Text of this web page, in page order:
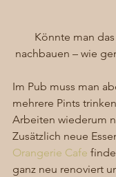
Könnte man
nachbauen – wie
Im Pub muss man
mehrere Pints
Arbeiten wiederum
Zusätzlich neue
Orangerie Cafe
ganz neu renoviert